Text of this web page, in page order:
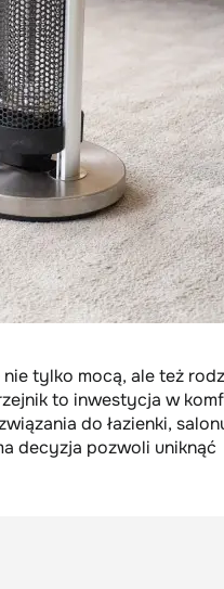
tylko mocą, ale też
to inwestycja w
do łazienki,
decyzja pozwoli uniknąć